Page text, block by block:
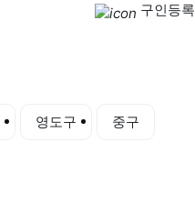
구인등록
영도구 중구